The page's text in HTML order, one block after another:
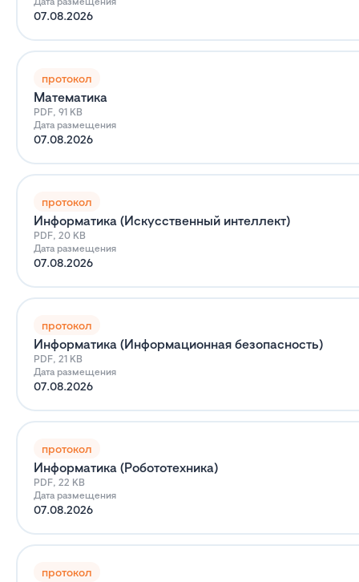
07.08.2026
протокол
Математика
PDF, 91 KB
Дата размещения
07.08.2026
протокол
Информатика (Искусственный интеллект)
PDF, 20 KB
Дата размещения
07.08.2026
протокол
Информатика (Информационная безопасность)
PDF, 21 KB
Дата размещения
07.08.2026
протокол
Информатика (Робототехника)
PDF, 22 KB
Дата размещения
07.08.2026
протокол